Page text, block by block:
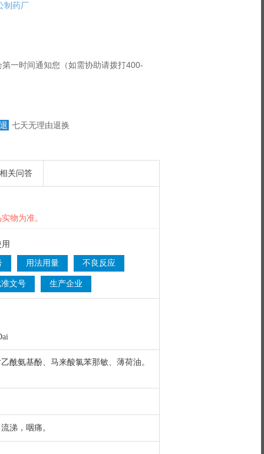
制药厂
第一时间通知您（如需协助请拨打400-
退 七天无理由退换
相关问答
物为准。
用法用量 不良反应
文号 生产企业
酰氨基酚、马来酸氯苯那敏、薄荷油。
涕，咽痛。